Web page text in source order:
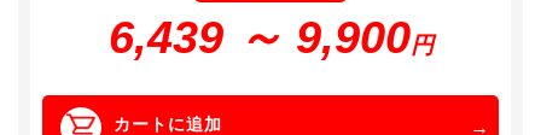
6,439 ～ 9,900円
カートに追加